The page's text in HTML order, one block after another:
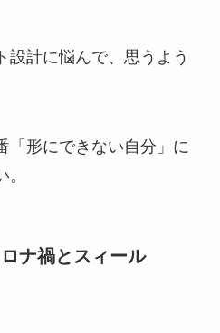
設計に悩んで、思うよう
「形にできない自分」に
ナ禍とスィール